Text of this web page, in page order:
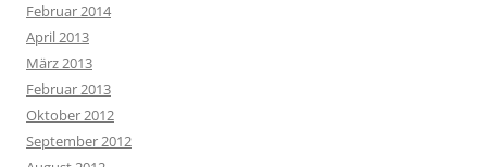
Februar 2014
April 2013
März 2013
Februar 2013
Oktober 2012
September 2012